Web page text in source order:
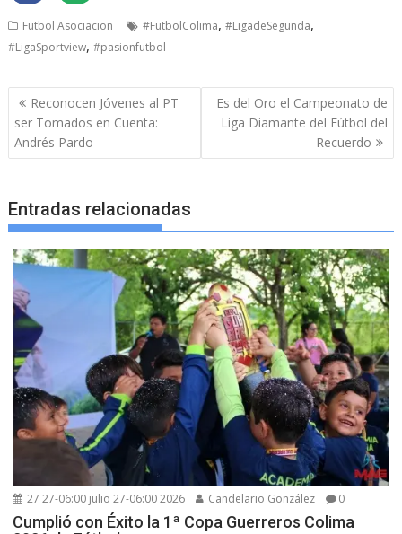
Futbol Asociacion #FutbolColima,#LigadeSegunda,
#LigaSportview,#pasionfutbol
Navegación
de
entradas
Reconocen Jóvenes al PT
ser Tomados en Cuenta:
Andrés Pardo
Es del Oro el Campeonato de
Liga Diamante del Fútbol del
Recuerdo
Entradas relacionadas
27 27-06:00 julio 27-06:00 2026 Candelario González 0
Cumplió con Éxito la 1ª Copa Guerreros Colima